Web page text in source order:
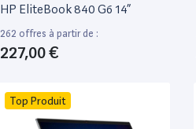
HP EliteBook 840 G6 14”
262 offres à partir de :
227,00 €
Top Produit